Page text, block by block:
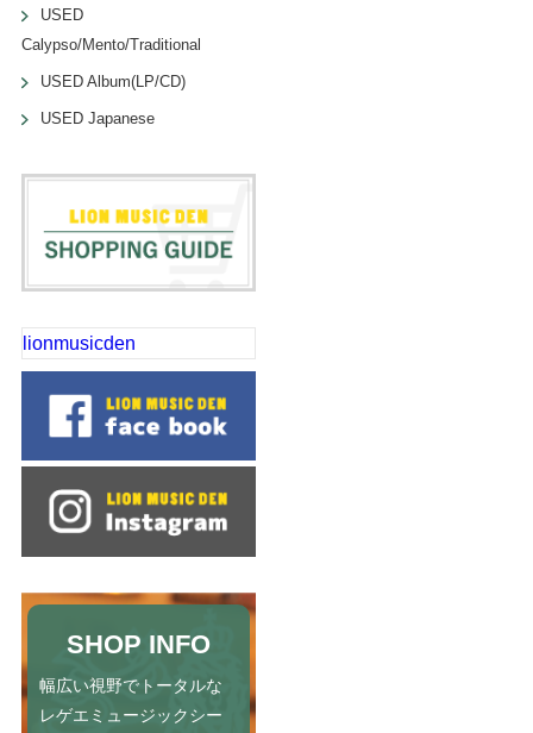
USED
Calypso/Mento/Traditional
USED Album(LP/CD)
USED Japanese
lionmusicden
SHOP INFO
幅広い視野でトータルな
レゲエミュージックシー